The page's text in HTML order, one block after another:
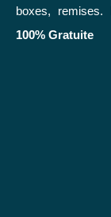
boxes, remises.
100% Gratuite